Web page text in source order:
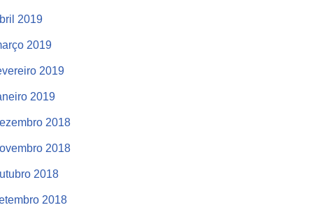
2019
2019
2019
2019
2018
2018
2018
2018